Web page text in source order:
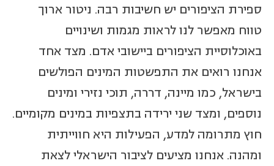
ספירת הציפורים יש חשיבות רבה. ניטור ארוך
טווח מאפשר לנו לראות מגמות ושינויים
באוכלוסיית הציפורים ביישובי אדם. מצד אחד
אנחנו רואים את התפשטות המינים הפולשים
בישראל, כמו מיינה, דררה, תוכי נזירי ומינים
נוספים, ומצד שני ירידה בתצפיות במינים מקומיים.
חוץ מתרומה למדע, הפעילות היא חווייתית
ומהנה. אנחנו מציעים לציבור הישראלי לצאת